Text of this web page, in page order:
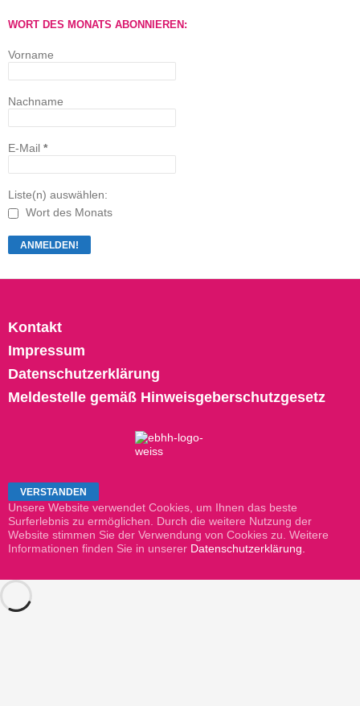
WORT DES MONATS ABONNIEREN:
Vorname
Nachname
E-Mail *
Liste(n) auswählen:
Wort des Monats
Kontakt
Impressum
Datenschutzerklärung
Meldestelle gemäß Hinweisgeberschutzgesetz
Unsere Website verwendet Cookies, um Ihnen das beste
Surferlebnis zu ermöglichen. Durch die weitere Nutzung der
Website stimmen Sie der Verwendung von Cookies zu. Weitere
Informationen finden Sie in unserer Datenschutzerklärung.